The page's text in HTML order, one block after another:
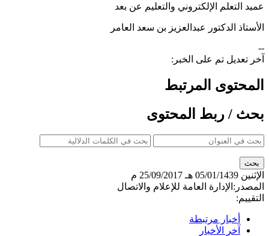
عميد التعلم الإلكتروني والتعليم عن بعد
الأستاذ الدكتور عبدالعزيز بن سعد العامر
--
آخر تعديل تم على الخبر:
المحتوى المرتبط
بحث / ربط المحتوى
الإثنين 05/01/1439 هـ
25/09/2017 م
المصدر: الإدارة العامة للإعلام والاتصال
التقييم:
أخبار مرتبطة
آخر الأخبار